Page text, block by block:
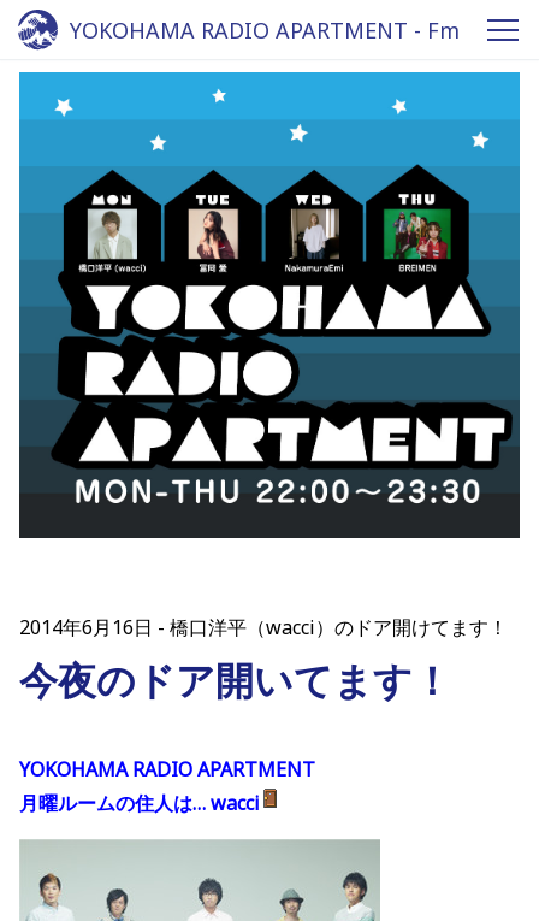
YOKOHAMA RADIO APARTMENT - Fm
yokohama 84.7
2014年6月16日 橋口洋平（wacci）のドア開けてます！
今夜のドア開いてます！
YOKOHAMA RADIO APARTMENT
月曜ルームの住人は… wacci